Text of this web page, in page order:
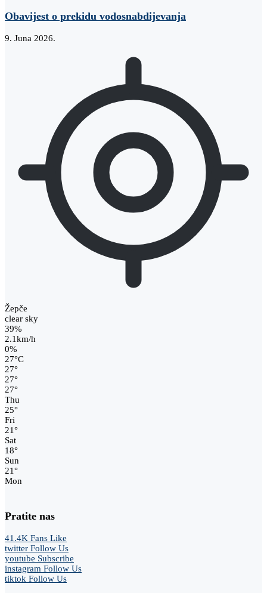
Obavijest o prekidu vodosnabdijevanja
9. Juna 2026.
Žepče
clear sky
39%
2.1km/h
0%
27°C
27°
27°
27°
Thu
25°
Fri
21°
Sat
18°
Sun
21°
Mon
Pratite nas
41.4K Fans Like
twitter Follow Us
youtube Subscribe
instagram Follow Us
tiktok Follow Us